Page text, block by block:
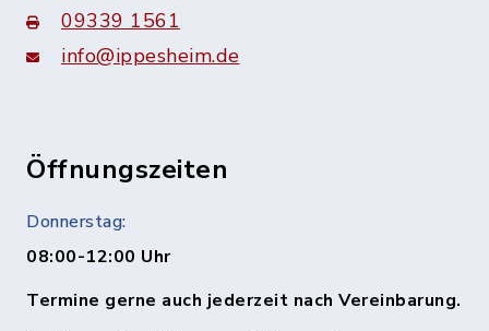
09339 1561
info@ippesheim.de
Öffnungszeiten
Donnerstag:
08:00-12:00 Uhr
Termine gerne auch jederzeit nach Vereinbarung.